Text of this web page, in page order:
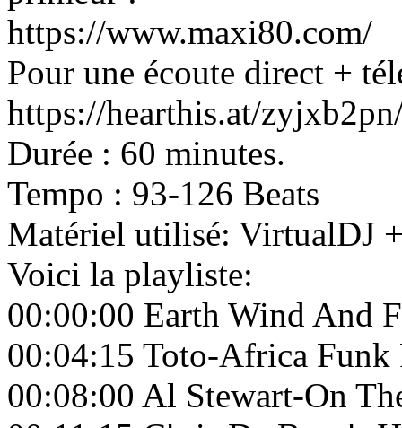
https://www.maxi80.com/
Pour une écoute direct +
https://hearthis.at/
Durée : 60 minutes.
Tempo : 93-126 Beats
Matériel utilisé: VirtualDJ
Voici la playliste:
00:00:00 Earth Wind And
00:04:15 Toto-Africa Funk
00:08:00 Al Stewart-On